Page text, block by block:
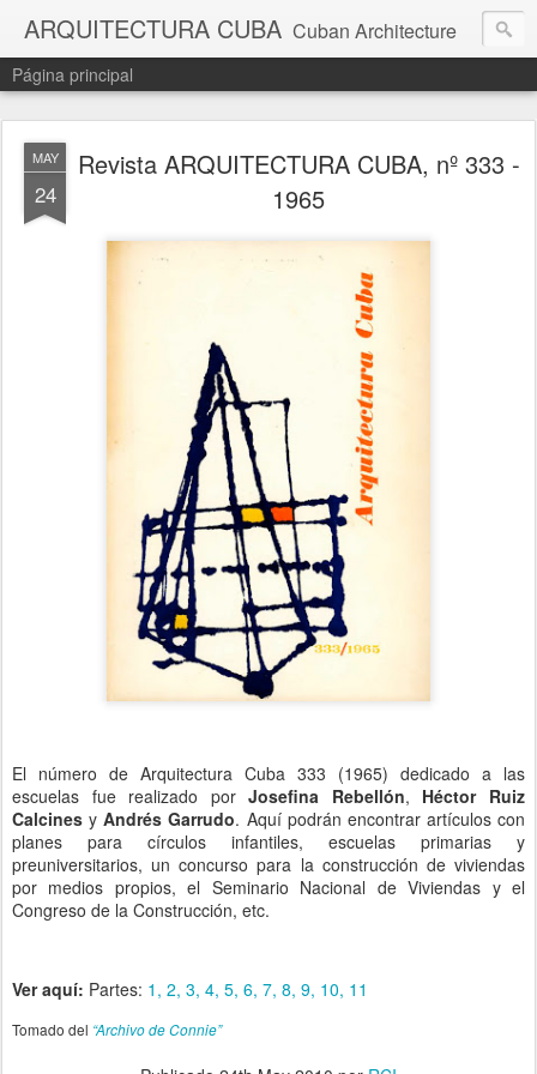
ARQUITECTURA CUBA Cuban Architecture
Página principal
MAY
24
Revista ARQUITECTURA CUBA, nº 333 -
1965
El número de Arquitectura Cuba 333 (1965) dedicado a las
escuelas fue realizado porJosefina Rebellón, Héctor Ruiz
Calcines y Andrés Garrudo. Aquí podrán encontrar artículos con
planes para círculos infantiles, escuelas primarias y
preuniversitarios, un concurso para la construcción de viviendas
por medios propios, el Seminario Nacional de Viviendas y el
Congreso de la Construcción, etc.
Ver aquí: Partes: 1, 2, 3, 4, 5, 6, 7, 8, 9, 10, 11
Tomado del “Archivo de Connie”